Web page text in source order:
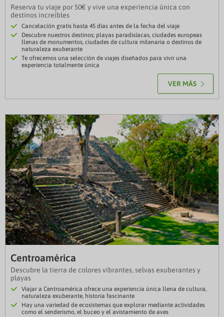
Reserva tu viaje por 50€ y vive una experiencia única con
destinos increíbles
Cancelación gratis hasta 45 días antes de la fecha del viaje
Descubre nuestros destinos; playas paradisíacas, ciudades europeas
llenas de monumentos, ciudades de cultura milenaria o destinos de
naturaleza exuberante
Te ofrecemos una selección de viajes diseñados para vivir una
experiencia totalmente única
VER MÁS
Centroamérica
Descubre la tierra de colores vibrantes, selvas exuberantes y
playas
Viajar a Centroamérica ofrece una experiencia única llena de cultura,
naturaleza exuberante, historia fascinante
Hay una variedad de ecosistemas que explorar mediante actividades
como el senderismo, el buceo y el avistamiento de aves